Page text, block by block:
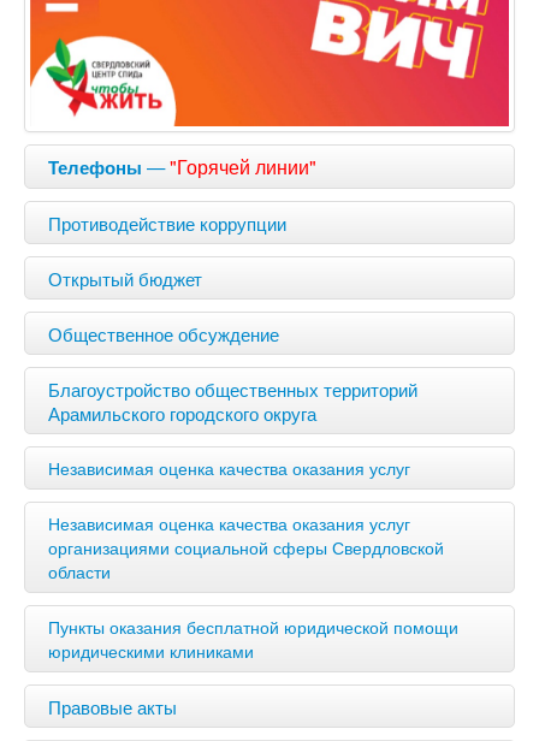
Телефоны —"Горячей линии"
Противодействие коррупции
Открытый бюджет
Общественное обсуждение
Благоустройство общественных территорий
Арамильского городского округа
Независимая оценка качества оказания услуг
Независимая оценка качества оказания услуг
организациями социальной сферы Свердловской
области
Пункты оказания бесплатной юридической помощи
юридическими клиниками
Правовые акты